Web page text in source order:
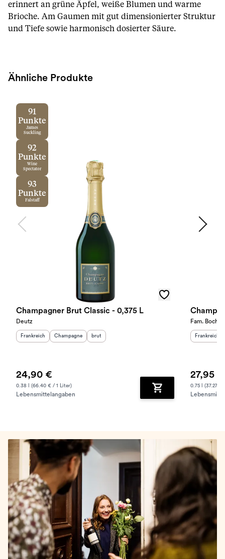
erinnert an grüne Äpfel, weiße Blumen und warme
Brioche. Am Gaumen mit gut dimensionierter Struktur
und Tiefe sowie harmonisch dosierter Säure.
Ähnliche Produkte
91
Punkte
James
Suckling
92
Punkte
Wine
Spectator
93
Punkte
Falstaff
Champagner Brut Classic - 0,375 L
Deutz
Herkunftsland
Frankreich Herkunftsregion :
Champagne Geschmack
brut
24,90 €
0.38 l (66.40 € / 1 Liter)
Lebensmittelangaben Zum Warenkorb
Fam.
Frankreich
27,95 €
0.75 l (37.27 €